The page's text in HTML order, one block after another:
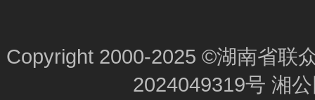
Copyright 2000-2025 ©湖南省联
2024049319号 湘